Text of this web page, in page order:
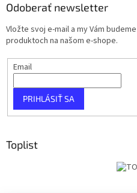
Odoberať newsletter
Vložte svoj e-mail a my Vám
produktoch na našom e-shope.
Email
PRIHLÁSIŤ SA
Toplist